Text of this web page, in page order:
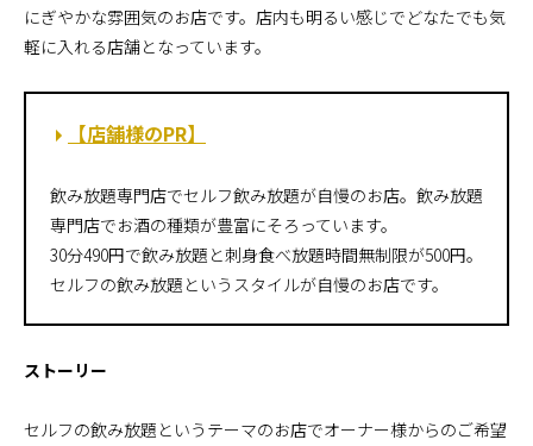
にぎやかな雰囲気のお店です。店内も明るい感じでどなたでも気
軽に入れる店舗となっています。
【店舗様のPR】
飲み放題専門店でセルフ飲み放題が自慢のお店。飲み放題
専門店でお酒の種類が豊富にそろっています。
30分490円で飲み放題と刺身食べ放題時間無制限が500円。
セルフの飲み放題というスタイルが自慢のお店です。
ストーリー
セルフの飲み放題というテーマのお店でオーナー様からのご希望